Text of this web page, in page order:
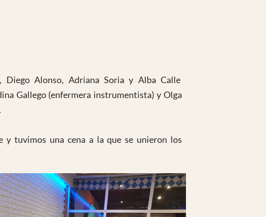
Diego Alonso, Adriana Soria y Alba Calle
Gallego (enfermera instrumentista) y Olga
y tuvimos una cena a la que se unieron los